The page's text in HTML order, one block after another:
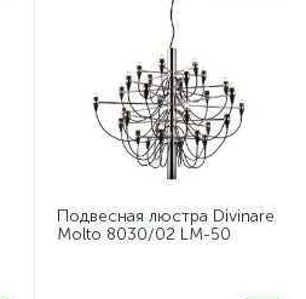
Подвесная люстра Divinare
Molto 8030/02 LM-50